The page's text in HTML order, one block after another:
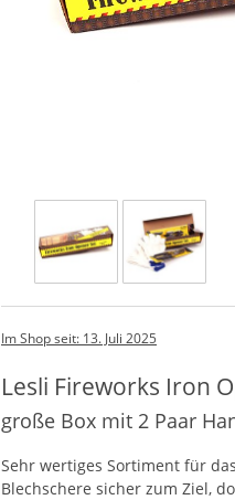
Im Shop seit: 13. Juli 2025
Lesli Fireworks Iron
große Box mit 2 Paar
Sehr wertiges Sortiment für
Blechschere sicher zum Ziel,